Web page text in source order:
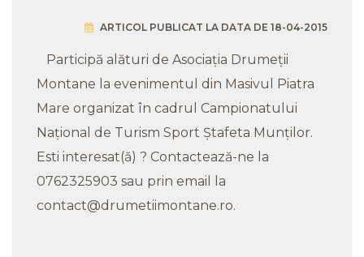
ARTICOL PUBLICAT LA DATA DE 18-04-2015
Participă alături de Asociația Drumeții
Montane la evenimentul din Masivul Piatra
Mare organizat în cadrul Campionatului
Național de Turism Sport Ștafeta Munților.
Esti interesat(ă) ? Contactează-ne la
0762325903 sau prin email la
contact@drumetiimontane.ro.